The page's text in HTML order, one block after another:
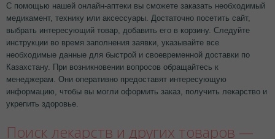
С помощью нашей онлайн-аптеки вы сможете заказать необходимый
медикамент, технику или аксессуары. Достаточно посетить сайт,
выбрать интересующий товар, добавить его в корзину. Следуйте
инструкции во время заполнения заявки, указывайте все
необходимые данные для быстрой и своевременной доставки по
Казахстану. При возникновении вопросов обращайтесь к
менеджерам. Они оперативно предоставят интересующую
информацию, чтобы вы могли оформить заказ, получить лекарство и
укрепить здоровье.
Поиск лекарств и других товаров —